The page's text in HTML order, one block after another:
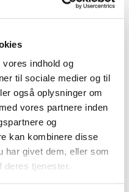
indhold og
til sociale medier og til
også oplysninger om
vores partnere inden
og
kan kombinere disse
har givet dem, eller som
deres tjenester.